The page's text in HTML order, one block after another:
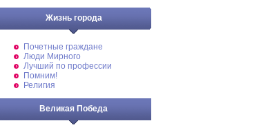
Жизнь города
Почетные граждане
Люди Мирного
Лучший по профессии
Помним!
Религия
Великая Победа